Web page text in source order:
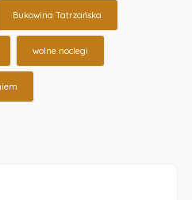
Bukowina Tatrzańska
wolne noclegi